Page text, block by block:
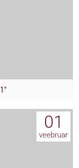
01
veebruar